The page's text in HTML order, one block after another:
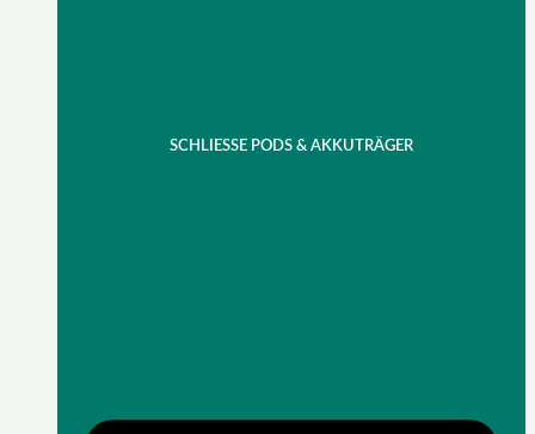
SCHLIESSE PODS & AKKUTRÄGER